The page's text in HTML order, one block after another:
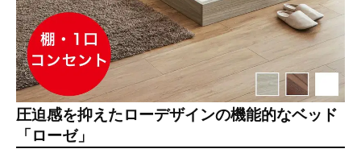
圧迫感を抑えたローデザインの機能的なベッド
「ローゼ」